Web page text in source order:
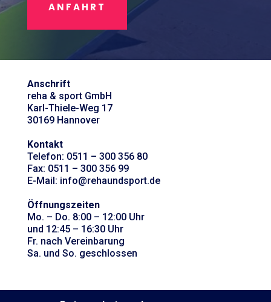
ANFAHRT
Anschrift
reha & sport GmbH
Karl-Thiele-Weg 17
30169 Hannover
Kontakt
Telefon: 0511 – 300 356 80
Fax: 0511 – 300 356 99
E-Mail: info@rehaundsport.de
Öffnungszeiten
Mo. – Do. 8:00 – 12:00 Uhr
und 12:45 – 16:30 Uhr
Fr. nach Vereinbarung
Sa. und So. geschlossen